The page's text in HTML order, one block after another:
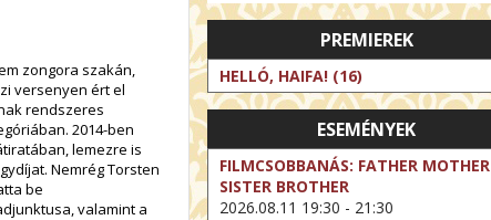
zongora szakán,
versenyen ért el
rendszeres
2014-ben
lemezre is
Nemrég Torsten
be
valamint a
PREMIEREK
HELLÓ, HAIFA! (16)
ESEMÉNYEK
FILMCSOBBANÁS: FATHER MOTHER
SISTER BROTHER
2026.08.11 19:30 - 21:30